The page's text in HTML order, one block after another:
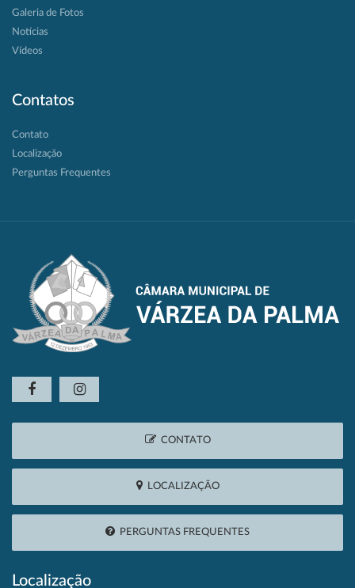
Galeria de Fotos
Notícias
Vídeos
Contatos
Contato
Localização
Perguntas Frequentes
CONTATO
LOCALIZAÇÃO
PERGUNTAS FREQUENTES
Localização